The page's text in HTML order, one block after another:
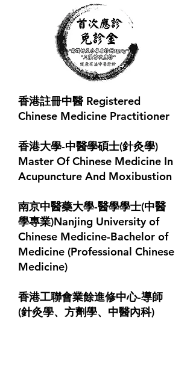
香港註冊中醫​ Registered
Chinese Medicine Practitioner
香港大學-中醫學碩士(針灸學)
Master Of Chinese Medicine In
Acupuncture And Moxibustion
南京中醫藥大學-醫學學士(中醫
學專業)Nanjing University of
Chinese Medicine-Bachelor of
Medicine (Professional Chinese
Medicine)
香港工聯會業餘進修中心-導師
(針灸學、方劑學、中醫內科)